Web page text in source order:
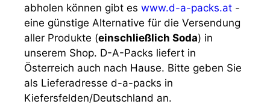
abholen können gibt es www.d-a-packs.at -
eine günstige Alternative für die Versendung
aller Produkte (einschließlich Soda) in
unserem Shop. D-A-Packs liefert in
Österreich auch nach Hause. Bitte geben Sie
als Lieferadresse d-a-packs in
Kiefersfelden/Deutschland an.